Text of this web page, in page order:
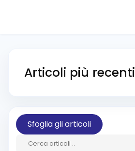
Articoli più recenti
Sfoglia gli articoli